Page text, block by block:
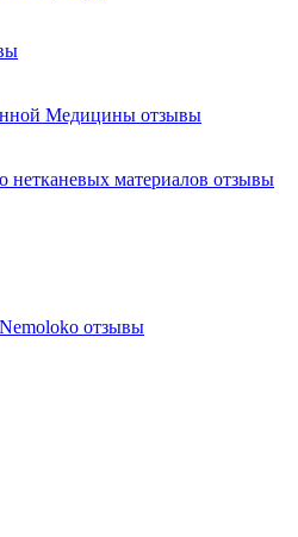
Медицины отзывы
нетканевых материалов отзывы
отзывы